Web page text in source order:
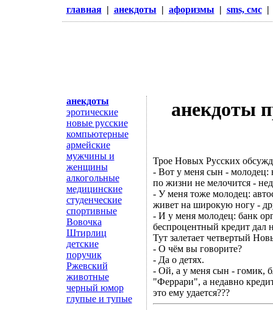
главная| анекдоты | афоризмы | sms, смс
анекдоты
Трое Новых Русских
- Вот у меня сын - молодец:
по жизни не мелочится -
- У меня тоже молодец:
живет на широкую ногу -
- И у меня молодец: банк
беспроцентный кредит дал
Тут залетает четвертый
- О чём вы говорите?
- Да о детях.
- Ой, а у меня сын - гомик,
"Феррари", а недавно
это ему удается???
анекдоты
эротические
новые русские
компьютерные
армейские
мужчины и
женщины
алкогольные
медицинские
студенческие
спортивные
Вовочка
Штирлиц
детские
поручик
Ржевский
животные
черный юмор
глупые и тупые